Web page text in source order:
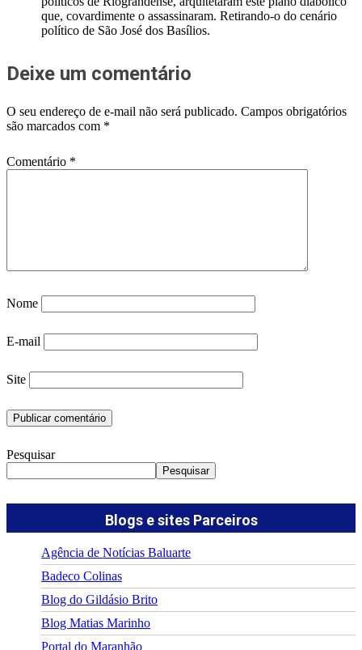
que, covardimente o assassinaram. Retirando-o do cenário
político de São José dos Basílios.
Deixe um comentário
O seu endereço de e-mail não será publicado. Campos obrigatórios
são marcados com *
Comentário *
Nome
E-mail
Site
Pesquisar
Pesquisar
Blogs e sites Parceiros
Agência de Notícias Baluarte
Badeco Colinas
Blog do Gildásio Brito
Blog Matias Marinho
Portal do Maranhão